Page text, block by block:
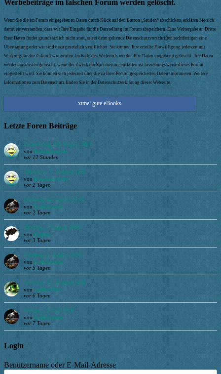
Werbebeiträge im falschen Forum werden gelöscht.
Wenn Sie die im Forum eingegebenen Daten durch Klick auf den Button „Senden“ abschicken, erklären Sie sich
damit einverstanden, dass wir Ihre Eingabe für die Darstellung im Forum abspeichern. Eine Weitergabe an Dritte
Ihrer Daten findet grundsätzlich nicht statt, es sei denn geltende Datenschutzvorschriften rechtfertigen eine
Übertragung oder wir sind dazu gesetzlich verpflichtet. Sie können Ihre erteilte Einwilligung jederzeit mit
Wirkung für die Zukunft widerrufen. Im Falle des Widerrufs werden Ihre Daten umgehend gelöscht. Ihre Daten
werden ansonsten gelöscht, wenn der Zweck der Speicherung entfallen ist beziehungsweise dieses Forum
eingestellt wird. Sie können sich jederzeit über die zu Ihrer Person gespeicherten Daten informieren. Weitere
Informationen zum Datenschutz finden Sie in der Datenschutzerklärung dieser Webseite.
xtme: gute eBooks
Letzte Foren Beiträge
Donnerstag, 06. August 2026
von Buecherwurm
vor 12 Stunden
Mittwoch, 5. August 2026
von Buecherwurm
vor 2 Tagen
Dienstag, 4. August 2026
von LadySamira
vor 2 Tagen
Montag, 3. August 2026
von Ruhrie
vor 3 Tagen
Sonntag, 2. August 2026
von LadySamira
vor 5 Tagen
Samstag, 01. August 2026
von widder468
vor 6 Tagen
Freitag, 31. Juli 2026
von LadySamira
vor 7 Tagen
Login
Benutzername oder E-Mail-Adresse